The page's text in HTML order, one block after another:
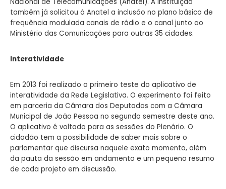
também já solicitou à Anatel a inclusão no plano básico de
frequência modulada canais de rádio e o canal junto ao
Ministério das Comunicações para outras 35 cidades.
Interatividade
Em 2013 foi realizado o primeiro teste do aplicativo de
interatividade da Rede Legislativa. O experimento foi feito
em parceria da Câmara dos Deputados com a Câmara
Municipal de João Pessoa no segundo semestre deste ano.
O aplicativo é voltado para as sessões do Plenário. O
cidadão tem a possibilidade de saber mais sobre o
parlamentar que discursa naquele exato momento, além
da pauta da sessão em andamento e um pequeno resumo
de cada projeto em discussão.